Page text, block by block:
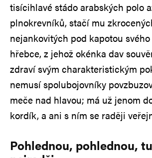
tisícihlavé stádo arabských polo
plnokrevníků, stačí mu
nejankovitých pod kapotou
hřebce, z jehož okénka dav
zdraví svým charakteristickým
nemusí spolubojovníky
meče nad hlavou; má už jenom
kordík, a ani s ním se raději
Pohlednou, pohlednou,